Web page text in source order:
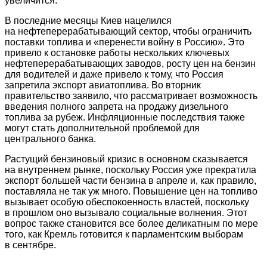
В последние месяцы Киев нацелился
на нефтеперерабатывающий сектор, чтобы ограничить
поставки топлива и «перенести войну в Россию». Это
привело к остановке работы нескольких ключевых
нефтеперерабатывающих заводов, росту цен на бензин
для водителей и даже привело к тому, что Россия
запретила экспорт авиатоплива. Во вторник
правительство заявило, что рассматривает возможность
введения полного запрета на продажу дизельного
топлива за рубеж. Инфляционные последствия также
могут стать дополнительной проблемой для
центрального банка.
Растущий бензиновый кризис в основном сказывается
на внутреннем рынке, поскольку Россия уже прекратила
экспорт большей части бензина в апреле и, как правило,
поставляла не так уж много. Повышение цен на топливо
вызывает особую обеспокоенность властей, поскольку
в прошлом оно вызывало социальные волнения. Этот
вопрос также становится все более деликатным по мере
того, как Кремль готовится к парламентским выборам
в сентябре.